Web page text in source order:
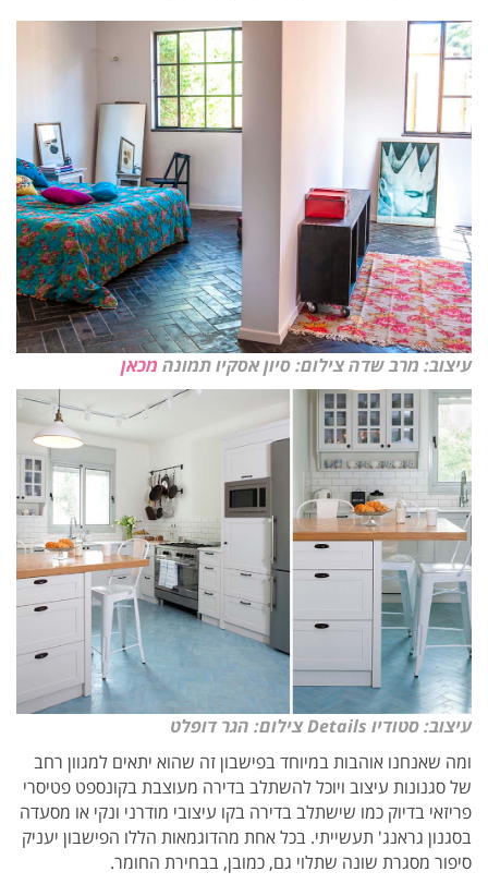
עיצוב: מרב שדה צילום: סיון אסקיו תמונהמכאן
עיצוב: סטודיו Details צילום: הגר דופלט
ומה שאנחנו אוהבות במיוחד בפישבון זה שהוא יתאים למגוון רחב
של סגנונות עיצוב ויוכל להשתלב בדירה מעוצבת בקונספט פטיסרי
פריזאי בדיוק כמו שישתלב בדירה בקו עיצובי מודרני ונקי או מסעדה
בסגנון גראנג' תעשייתי. בכל אחת מהדוגמאות הללו הפישבון יעניק
סיפור מסגרת שונה שתלוי גם, כמובן, בבחירת החומר.